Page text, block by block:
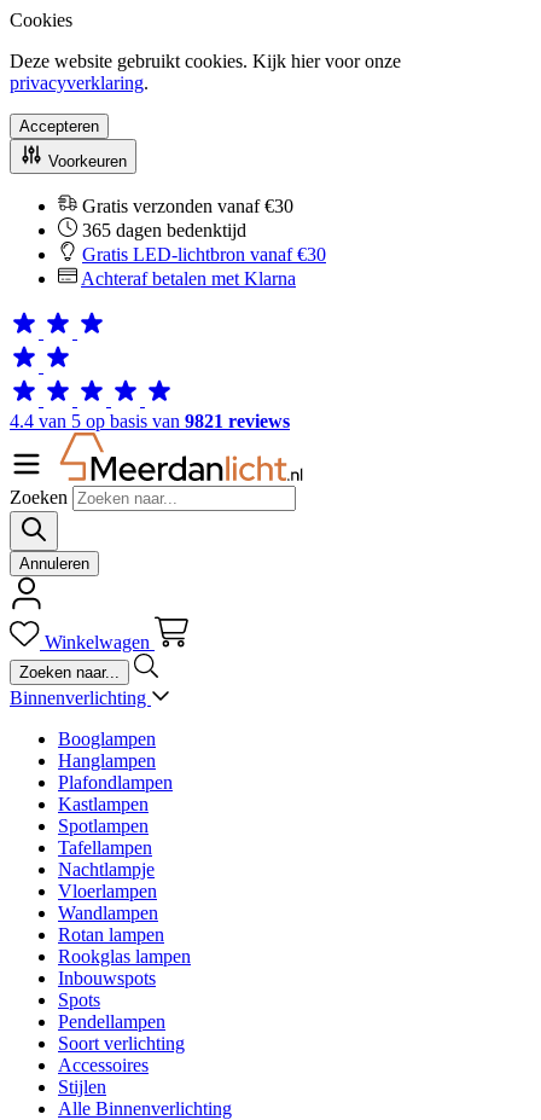
Cookies
Deze website gebruikt cookies. Kijk hier voor onze
privacyverklaring.
Accepteren
Voorkeuren
Gratis verzonden vanaf €30
365 dagen bedenktijd
Gratis LED-lichtbron vanaf €30
Achteraf betalen met Klarna
4.4 van 5 op basis van 9821 reviews
Zoeken
Annuleren
Winkelwagen
Binnenverlichting
Booglampen
Hanglampen
Plafondlampen
Kastlampen
Spotlampen
Tafellampen
Nachtlampje
Vloerlampen
Wandlampen
Rotan lampen
Rookglas lampen
Inbouwspots
Spots
Pendellampen
Soort verlichting
Accessoires
Stijlen
Alle Binnenverlichting